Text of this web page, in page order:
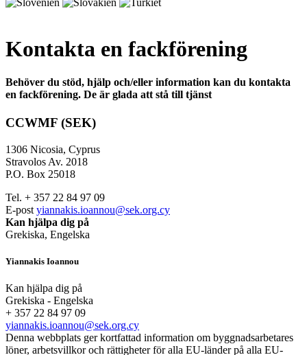
Kontakta en fackförening
Behöver du stöd, hjälp och/eller information kan du kontakta
en fackförening. De är glada att stå till tjänst
CCWMF (SEK)
1306 Nicosia, Cyprus
Stravolos Av. 2018
P.O. Box 25018
Tel. + 357 22 84 97 09
E-post yiannakis.ioannou@sek.org.cy
Kan hjälpa dig på
Grekiska, Engelska
Yiannakis Ioannou
Kan hjälpa dig på
Grekiska - Engelska
+ 357 22 84 97 09
yiannakis.ioannou@sek.org.cy
Denna webbplats ger kortfattad information om byggnadsarbetares
löner, arbetsvillkor och rättigheter för alla EU-länder på alla EU-